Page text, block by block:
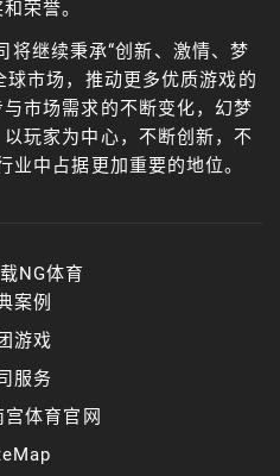
荣誉。
将继续秉承“创新、激情、梦
球市场，推动更多优质游戏的
市场需求的不断变化，幻梦
玩家为中心，不断创新，不
业中占据更加重要的地位。
NG体育
案例
游戏
服务
体育官网